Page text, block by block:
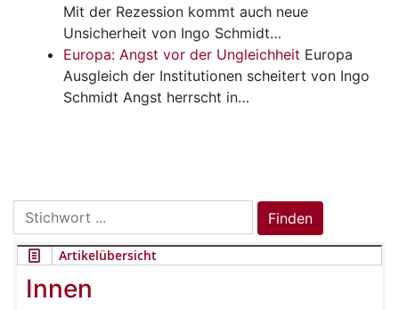
Mit der Rezession kommt auch neue
Unsicherheit von Ingo Schmidt…
Europa: Angst vor der Ungleichheit Europa
Ausgleich der Institutionen scheitert von Ingo
Schmidt Angst herrscht in…
Search
for:
Finden
Artikelübersicht
Innen